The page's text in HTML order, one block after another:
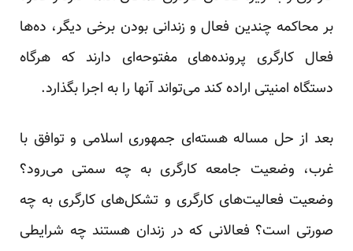
بر محاکمه چندین فعال و زندانی بودن برخی دیگر، ده‌ها
فعال کارگری پرونده‌های مفتوحه‌ای دارند که هرگاه
دستگاه امنیتی اراده کند می‌تواند آنها را به اجرا بگذارد.
بعد از حل مساله هسته‌ای جمهوری اسلامی و توافق با
غرب، وضعیت جامعه کارگری به چه سمتی می‌رود؟
وضعیت فعالیت‌های کارگری و تشکل‌های کارگری به چه
صورتی است؟ فعالانی که در زندان هستند چه شرایطی